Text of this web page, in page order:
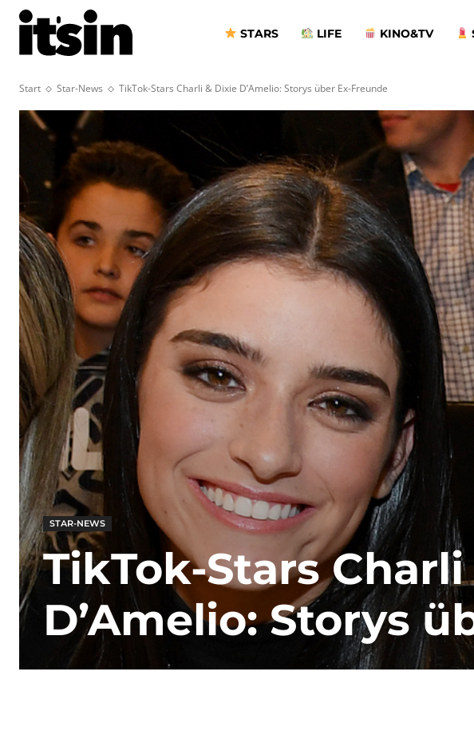
STARS LIFE KINO&TV
Start Star-News TikTok-Stars Charli & Dixie D’Amelio: Storys über Ex-Freunde
STAR-NEWS
TikTok-Stars
D’Amelio: Storys